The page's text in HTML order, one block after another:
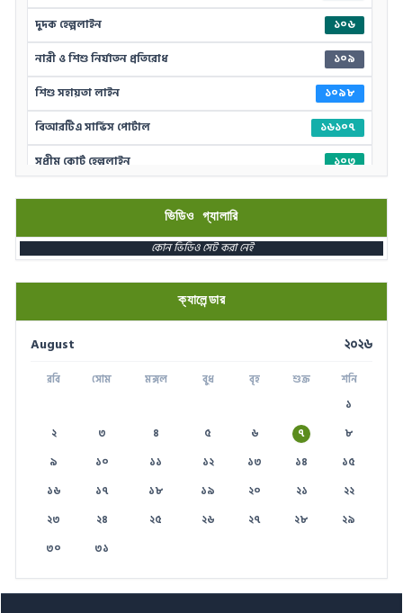
দুদক হেল্পলাইন
১০৬
নারী ও শিশু নির্যাতন প্রতিরোধ
১০৯
শিশু সহায়তা লাইন
১০৯৮
বিআরটিএ সার্ভিস পোর্টাল
১৬১০৭
সুপ্রীম কোর্ট হেল্পলাইন
১০৩
দুর্যোগের আগাম বার্তা
১০৯৪১
পাসপোর্ট বাতায়ন হটলাইন
১৬৪৪৫
১৬৯৯৯
ভিডিও গ্যালারি
কোন ভিডিও সেট করা নেই
ক্যালেন্ডার
August ২০২৬
রবি সোম মঙ্গল বুধ বৃহ শুক্র শনি
১
২
৩ ৪ ৫ ৬ ৭
৮
৯
১০ ১১ ১২ ১৩ ১৪
১৫
১৬
১৭ ১৮ ১৯ ২০ ২১
২২
২৩
২৪ ২৫ ২৬ ২৭ ২৮
২৯
৩০
৩১